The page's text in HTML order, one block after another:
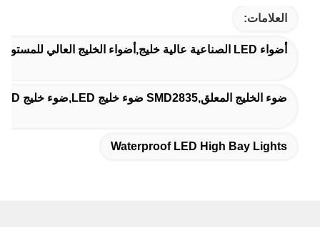
العلامات:
أضواء LED الصناعية عالية خليج,أضواء الخليج العالي للمستودع,مضادات المياه مصابيح LED عالية الخليج
ضوء الخليج المعلق,SMD2835 ضوء خليج LED,ضوء خليج LED المثبت على العامل
Waterproof LED High Bay Lights